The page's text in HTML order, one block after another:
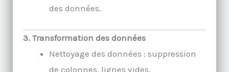
des données.
3. Transformation des données
Nettoyage des données : suppression
de colonnes, lignes vides.